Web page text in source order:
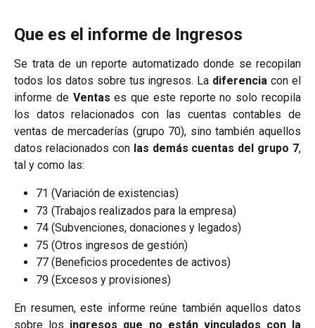
Que es el informe de Ingresos
Se trata de un reporte automatizado donde se recopilan
todos los datos sobre tus ingresos. La diferencia con el
informe de Ventas es que este reporte no solo recopila
los datos relacionados con las cuentas contables de
ventas de mercaderías (grupo 70), sino también aquellos
datos relacionados con las demás cuentas del grupo 7,
tal y como las:
71 (Variación de existencias)
73 (Trabajos realizados para la empresa)
74 (Subvenciones, donaciones y legados)
75 (Otros ingresos de gestión)
77 (Beneficios procedentes de activos)
79 (Excesos y provisiones)
En resumen, este informe reúne también aquellos datos
sobre los ingresos que no están vinculados con la